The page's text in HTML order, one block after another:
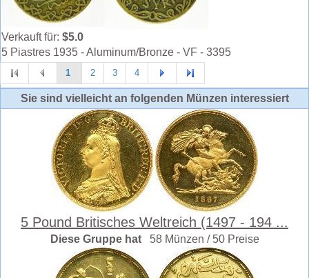
Verkauft für: $5.0
5 Piastres 1935 - Aluminum/Bronze - VF - 3395
1 2 3 4
Sie sind vielleicht an folgenden Münzen interessiert
5 Pound Britisches Weltreich (1497 - 194 ...
Diese Gruppe hat 58 Münzen / 50 Preise